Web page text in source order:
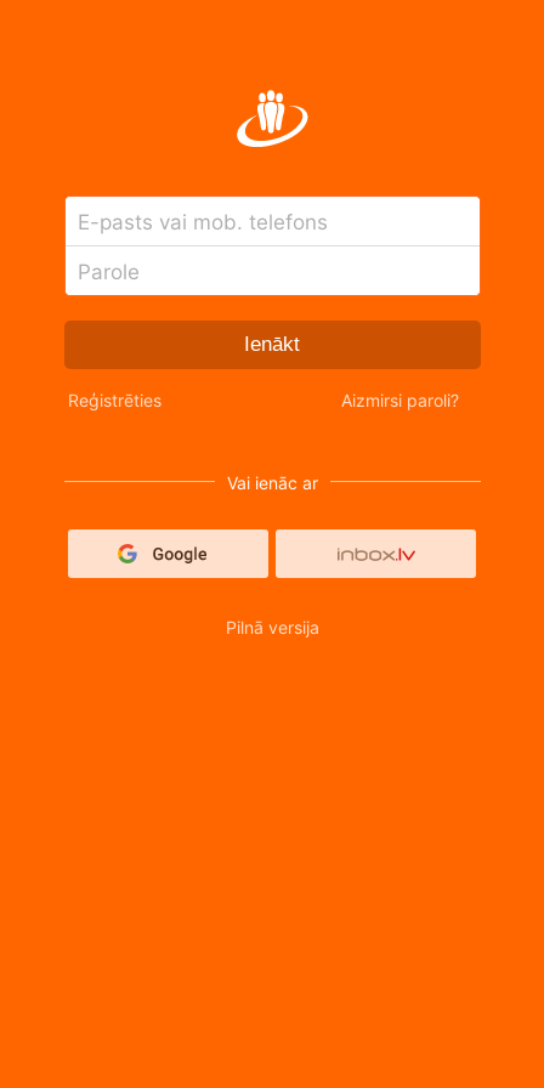
E-pasts vai mob. telefons
Parole
Ienākt
Reģistrēties Aizmirsi paroli?
Vai ienāc ar
Pilnā versija